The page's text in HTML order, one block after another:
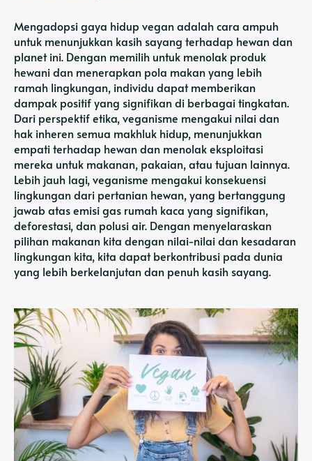
Mengadopsi gaya hidup vegan adalah cara ampuh
untuk menunjukkan kasih sayang terhadap hewan dan
planet ini. Dengan memilih untuk menolak produk
hewani dan menerapkan pola makan yang lebih
ramah lingkungan, individu dapat memberikan
dampak positif yang signifikan di berbagai tingkatan.
Dari perspektif etika, veganisme mengakui nilai dan
hak inheren semua makhluk hidup, menunjukkan
empati terhadap hewan dan menolak eksploitasi
mereka untuk makanan, pakaian, atau tujuan lainnya.
Lebih jauh lagi, veganisme mengakui konsekuensi
lingkungan dari pertanian hewan, yang bertanggung
jawab atas emisi gas rumah kaca yang signifikan,
deforestasi, dan polusi air. Dengan menyelaraskan
pilihan makanan kita dengan nilai-nilai dan kesadaran
lingkungan kita, kita dapat berkontribusi pada dunia
yang lebih berkelanjutan dan penuh kasih sayang.